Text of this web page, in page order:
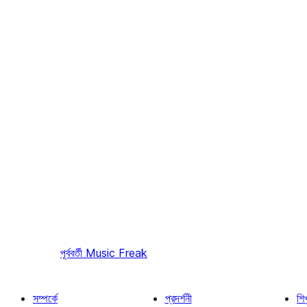
পূর্ববর্তী Music Freak
সম্পর্কে প্রদর্শনী